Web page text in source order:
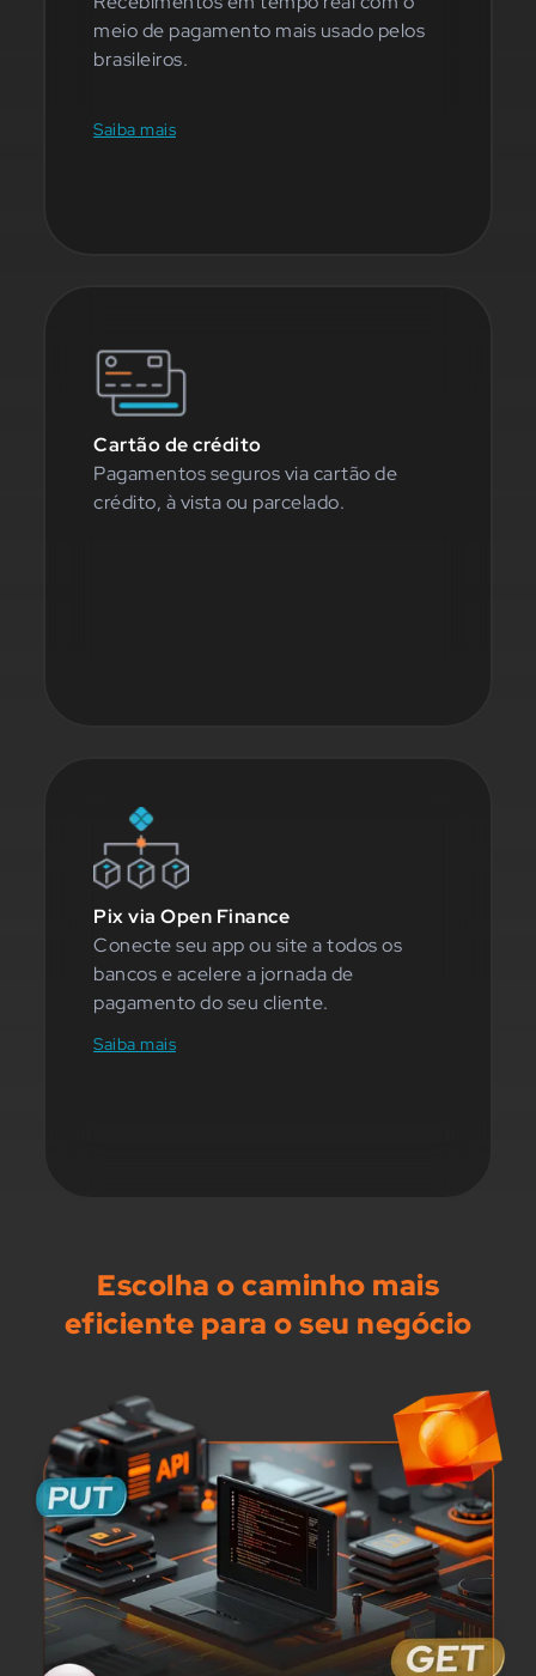
meio de pagamento mais usado pelos
brasileiros.
Saiba mais
Cartão de crédito
Pagamentos seguros via cartão de
crédito, à vista ou parcelado.
Pix via Open Finance
Conecte seu app ou site a todos os
bancos e acelere a jornada de
pagamento do seu cliente.
Saiba mais
Escolha o caminho mais
eficiente para o seu negócio